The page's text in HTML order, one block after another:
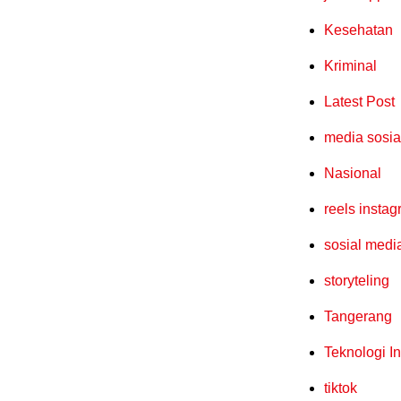
Kesehatan
Kriminal
Latest Post
media sosial
Nasional
reels
sosial
storyteling
Tangerang
Teknologi
tiktok